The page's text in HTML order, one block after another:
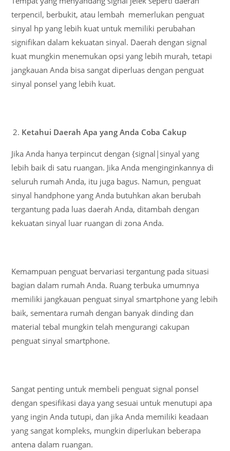
terpencil, berbukit, atau lembah memerlukan penguat
sinyal hp yang lebih kuat untuk memiliki perubahan
signifikan dalam kekuatan sinyal. Daerah dengan signal
kuat mungkin menemukan opsi yang lebih murah, tetapi
jangkauan Anda bisa sangat diperluas dengan penguat
sinyal ponsel yang lebih kuat.
Ketahui Daerah Apa yang Anda Coba Cakup
Jika Anda hanya terpincut dengan {signal|sinyal yang
lebih baik di satu ruangan. Jika Anda menginginkannya di
seluruh rumah Anda, itu juga bagus. Namun, penguat
sinyal handphone yang Anda butuhkan akan berubah
tergantung pada luas daerah Anda, ditambah dengan
kekuatan sinyal luar ruangan di zona Anda.
Kemampuan penguat bervariasi tergantung pada situasi
bagian dalam rumah Anda. Ruang terbuka umumnya
memiliki jangkauan penguat sinyal smartphone yang lebih
baik, sementara rumah dengan banyak dinding dan
material tebal mungkin telah mengurangi cakupan
penguat sinyal smartphone.
Sangat penting untuk membeli penguat signal ponsel
dengan spesifikasi daya yang sesuai untuk menutupi apa
yang ingin Anda tutupi, dan jika Anda memiliki keadaan
yang sangat kompleks, mungkin diperlukan beberapa
antena dalam ruangan.